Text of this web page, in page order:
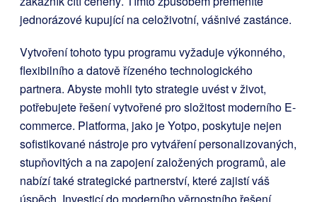
jednorázové kupující na celoživotní, vášnivé zastánce.
Vytvoření tohoto typu programu vyžaduje výkonného,
flexibilního a datově řízeného technologického
partnera. Abyste mohli tyto strategie uvést v život,
potřebujete řešení vytvořené pro složitost moderního E-
commerce. Platforma, jako je Yotpo, poskytuje nejen
sofistikované nástroje pro vytváření personalizovaných,
stupňovitých a na zapojení založených programů, ale
nabízí také strategické partnerství, které zajistí váš